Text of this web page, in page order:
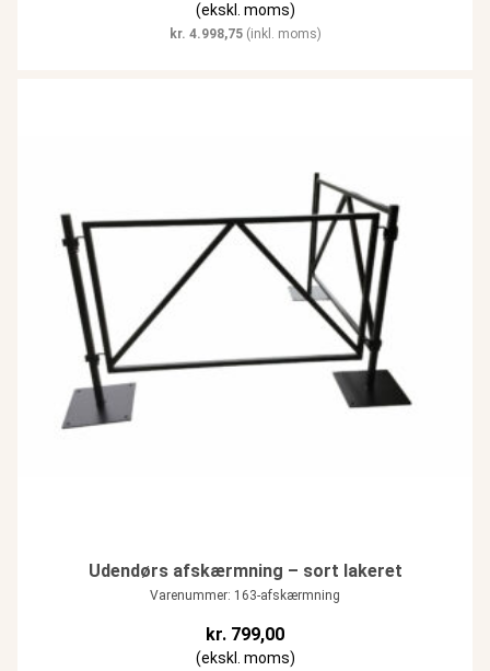
(ekskl. moms)
kr. 4.998,75(inkl. moms)
Udendørs afskærmning – sort lakeret
Varenummer: 163-afskærmning
kr. 799,00
(ekskl. moms)